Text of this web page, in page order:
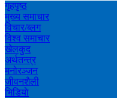
गृहपृष्ठ
मुख्य समाचार
विचार/ब्लग
विश्व समाचार
खेलकुद
अर्थतन्त्र
मनोरञ्‍जन
जीवनशैली
भिडियाे